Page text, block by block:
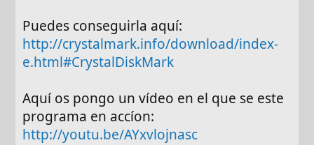
Puedes conseguirla aquí:
http://crystalmark.info/download/index-
e.html#CrystalDiskMark
Aquí os pongo un vídeo en el que se este
programa en accíon:
http://youtu.be/AYxvlojnasc